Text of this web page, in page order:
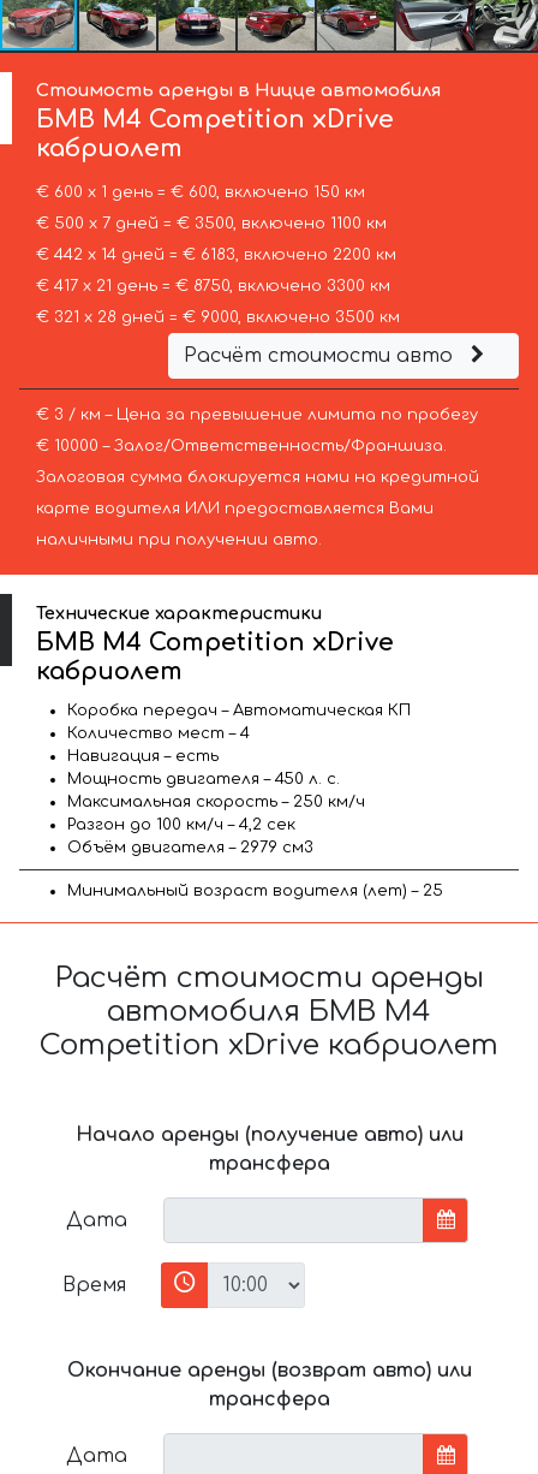
Стоимость аренды в Ницце автомобиля
БМВ M4 Competition xDrive
кабриолет
€ 600 х 1 день = € 600, включено 150 км
€ 500 х 7 дней = € 3500, включено 1100 км
€ 442 х 14 дней = € 6183, включено 2200 км
€ 417 х 21 день = € 8750, включено 3300 км
€ 321 х 28 дней = € 9000, включено 3500 км
Расчёт стоимости авто
€ 3 / км – Цена за превышение лимита по пробегу
€ 10000 – Залог/Ответственность/Франшиза.
Залоговая сумма блокируется нами на кредитной
карте водителя ИЛИ предоставляется Вами
наличными при получении авто.
Технические характеристики
БМВ M4 Competition xDrive
кабриолет
Коробка передач – Автоматическая КП
Количество мест – 4
Навигация – есть
Мощность двигателя – 450 л. с.
Максимальная скорость – 250 км/ч
Разгон до 100 км/ч – 4,2 сек
Объём двигателя – 2979 см3
Минимальный возраст водителя (лет) – 25
Расчёт стоимости аренды
автомобиля БМВ M4
Competition xDrive кабриолет
Начало аренды (получение авто) или
трансфера
Дата
Время
Окончание аренды (возврат авто) или
трансфера
Дата